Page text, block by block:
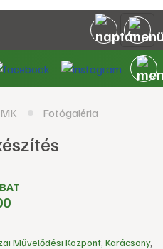
Fotógaléria
Művelődési Központ Karácsony,